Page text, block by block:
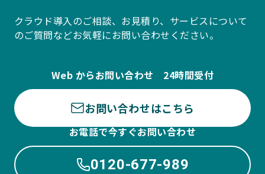
クラウド導入のご相談、お見積り、サービスについて
のご質問などお気軽にお問い合わせください。
Web からお問い合わせ 24時間受付
お問い合わせはこちら
お電話で今すぐお問い合わせ
0120-677-989